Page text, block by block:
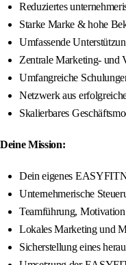
Reduziertes
Starke Marke & hohe
Umfassende
Zentrale Marketing- und
Umfangreiche
Netzwerk aus
Skalierbares
Deine Mission:
Dein eigenes
Unternehmerische
Teamführung,
Lokales Marketing und
Sicherstellung eines